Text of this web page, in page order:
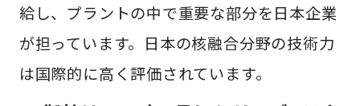
給し、プラントの中で重要な部分を日本企業
が担っています。日本の核融合分野の技術力
は国際的に高く評価されています。